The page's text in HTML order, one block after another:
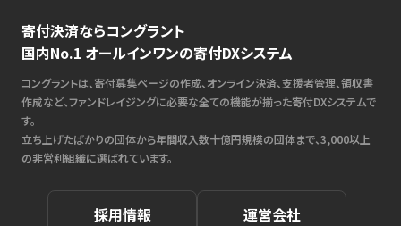
寄付決済ならコングラント
国内No.1 オールインワンの寄付DXシステム
コングラントは、寄付募集ページの作成、オンライン決済、支援者管理、領収書
作成など、ファンドレイジングに必要な全ての機能が揃った寄付DXシステムで
す。
立ち上げたばかりの団体から年間収入数十億円規模の団体まで、3,000以上
の非営利組織に選ばれています。
採用情報 運営会社